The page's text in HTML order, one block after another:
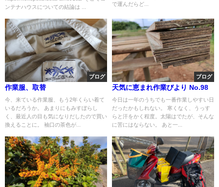
ンテナハウスについての結論は ...
で運んだらど...
ブログ
作業服、取替
今、来ている作業服、もう2年くらい着て
いるだろうか。 あまりにもみすぼらし
く、最近人の目も気になりだしたので買い
換えることに。 袖口の茶色が...
ブログ
天気に恵まれ作業びより No.98
今日は一年のうちでも一番作業しやすい日
だったかもしれない。 寒くなく、うっす
らと汗をかく程度。太陽はでたが、そんな
に苦にはならない。 あと一...